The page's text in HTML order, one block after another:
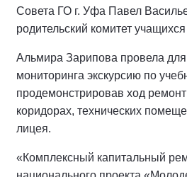
Совета ГО г. Уфа Павел
родительский комитет
Альмира Зарипова провела для
мониторинга экскурсию по
продемонстрировав ход
коридорах, технических
лицея.
«Комплексный капитальный